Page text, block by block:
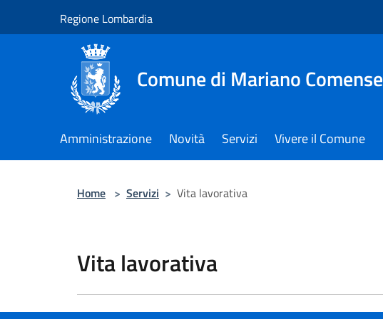
Regione Lombardia
Comune di Mariano Comense
Amministrazione Novità Servizi Vivere il Comune
Home > Servizi > Vita lavorativa
Vita lavorativa